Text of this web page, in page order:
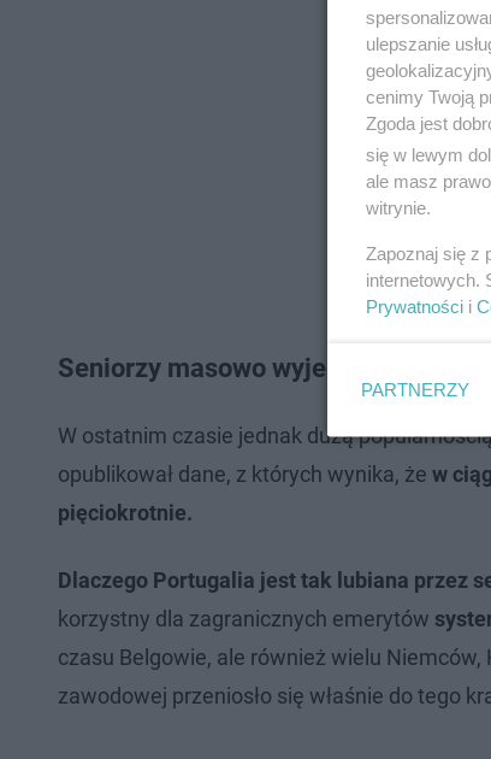
Seniorzy masowo wyjeżdżają do
W ostatnim czasie jednak dużą
opublikował dane, z których wynika, że w
pięciokrotnie.
Dlaczego Portugalia jest tak lubiana przez
korzystny dla zagranicznych emerytów
czasu Belgowie, ale również wielu
zawodowej przeniosło się właśnie do tego
ulepszanie
cenimy Twoją
Zgoda jest
się w lewym
ale masz
witrynie.
Zapoznaj się z
internetowych.
Prywatności i
PARTNERZY